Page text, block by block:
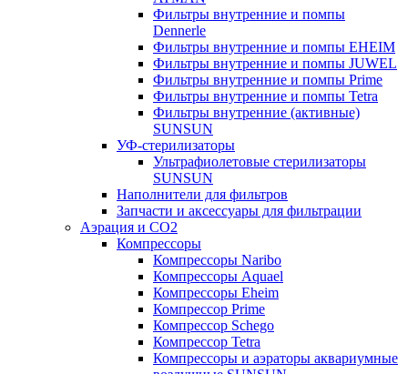
Фильтры внутренние и помпы
Dennerle
Фильтры внутренние и помпы EHEIM
Фильтры внутренние и помпы JUWEL
Фильтры внутренние и помпы Prime
Фильтры внутренние и помпы Tetra
Фильтры внутренние (активные)
SUNSUN
УФ-стерилизаторы
Ультрафиолетовые стерилизаторы
SUNSUN
Наполнители для фильтров
Запчасти и аксессуары для фильтрации
Аэрация и CO2
Компрессоры
Компрессоры Naribo
Компрессоры Aquael
Компрессоры Eheim
Компрессор Prime
Компрессор Schego
Компрессор Tetra
Компрессоры и аэраторы аквариумные